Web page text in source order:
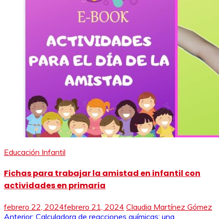
Educación Infantil
Fichas para trabajar la amistad en infantil con
actividades en primaria
febrero 22, 2024febrero 21, 2024 Claudia Martínez Gómez
Anterior: Calculadora de reacciones químicas: una